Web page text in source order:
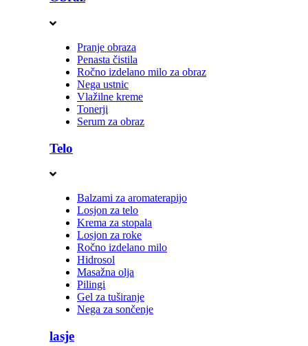
Pranje obraza
Penasta čistila
Ročno izdelano milo za obraz
Nega ustnic
Vlažilne kreme
Tonerji
Serum za obraz
Telo
Balzami za aromaterapijo
Losjon za telo
Krema za stopala
Losjon za roke
Ročno izdelano milo
Hidrosol
Masažna olja
Pilingi
Gel za tuširanje
Nega za sončenje
lasje